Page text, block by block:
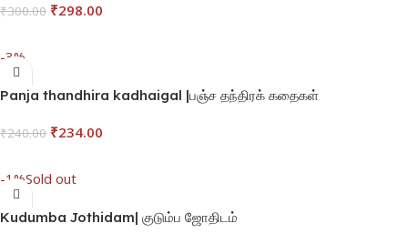
₹300.00 ₹298.00
-3%
Panja thandhira kadhaigal |பஞ்ச தந்திரக் கதைகள்
₹240.00 ₹234.00
-1%Sold out
Kudumba Jothidam| குடும்ப ஜோதிடம்